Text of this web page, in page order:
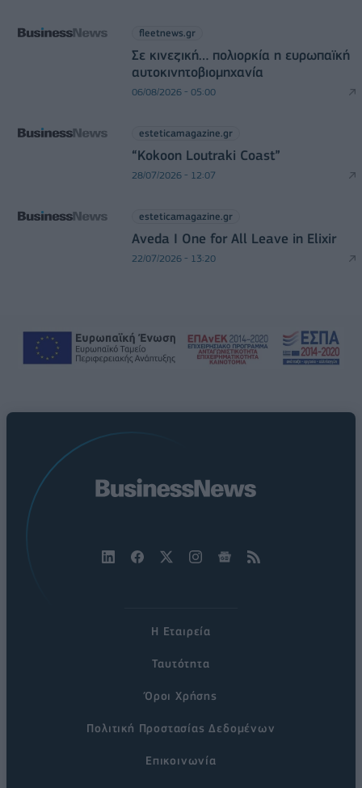
fleetnews.gr
Σε κινεζική… πολιορκία η ευρωπαϊκή
αυτοκινητοβιομηχανία
06/08/2026 - 05:00
esteticamagazine.gr
“Kokoon Loutraki Coast”
28/07/2026 - 12:07
esteticamagazine.gr
Aveda I One for All Leave in Elixir
22/07/2026 - 13:20
Η Εταιρεία
Ταυτότητα
Όροι Χρήσης
Πολιτική Προστασίας Δεδομένων
Επικοινωνία